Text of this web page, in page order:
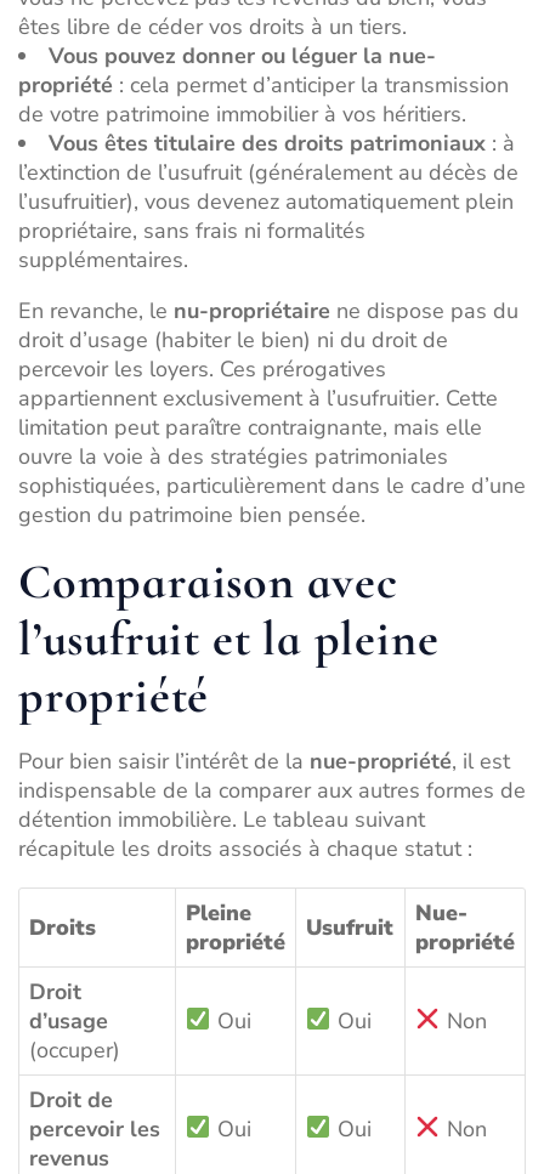
êtes libre de céder vos droits à un tiers.
Vous pouvez donner ou léguer la nue-
propriété : cela permet d’anticiper la transmission
de votre patrimoine immobilier à vos héritiers.
Vous êtes titulaire des droits patrimoniaux : à
l’extinction de l’usufruit (généralement au décès de
l’usufruitier), vous devenez automatiquement plein
propriétaire, sans frais ni formalités
supplémentaires.
En revanche, le nu-propriétaire ne dispose pas du
droit d’usage (habiter le bien) ni du droit de
percevoir les loyers. Ces prérogatives
appartiennent exclusivement à l’usufruitier. Cette
limitation peut paraître contraignante, mais elle
ouvre la voie à des stratégies patrimoniales
sophistiquées, particulièrement dans le cadre d’une
gestion du patrimoine bien pensée.
Comparaison avec
l’usufruit et la pleine
propriété
Pour bien saisir l’intérêt de la nue-propriété, il est
indispensable de la comparer aux autres formes de
détention immobilière. Le tableau suivant
récapitule les droits associés à chaque statut :
Droits
Pleine
propriété
Usufruit
Nue-
propriété
Droit
d’usage
(occuper)
Oui Oui Non
Droit de
percevoir les
revenus
Oui Oui Non